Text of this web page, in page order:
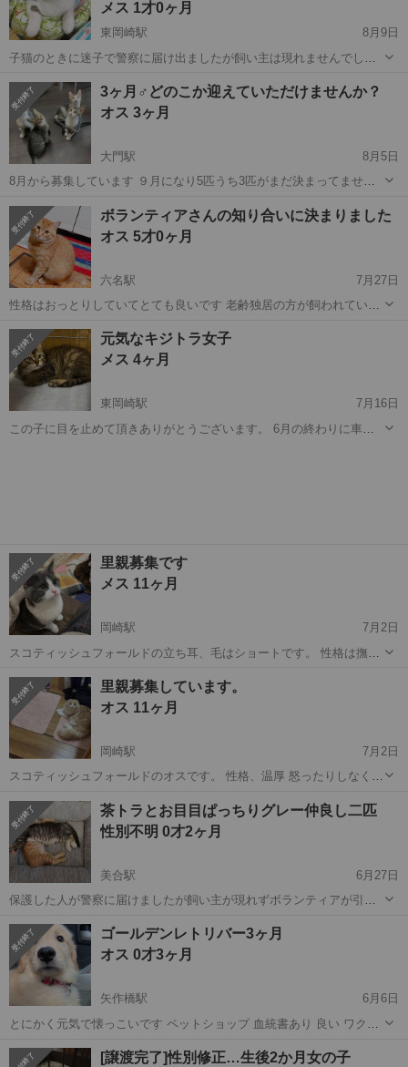
メス 1才0ヶ月
東岡崎駅
8月9日
子猫のときに迷子で警察に届け出ましたが飼い主は現れませんでした
でないのでお留守番もできます 駆虫済 フロントライン済 ワクチン済
避妊手術済み 3...
愛知 岡崎市 東岡崎駅 猫 ワクチン
3ヶ月♂どのこか迎えていただけませんか？
オス 3ヶ月
大門駅
8月5日
8月から募集しています ９月になり5匹うち3匹がまだ決まってません
迷子で保護 警察に届けましたが飼い主は見つかりませんでした 駆虫済
フロントライ...
愛知 岡崎市 ワクチン
ボランティアさんの知り合いに決まりました
オス 5才0ヶ月
六名駅
7月27日
性格はおっとりしていてとても良いです 老齢独居の方が飼われていま
1頭飼いだったためボランティア宅は沢山の猫がいてストレスになるあ
といけないので引き取れずに...
愛知 岡崎市 六名駅 きなこ
元気なキジトラ女子
メス 4ヶ月
東岡崎駅
7月16日
この子に目を止めて頂きありがとうございます。 6月の終わりに車の
里親募集です
メス 11ヶ月
岡崎駅
7月2日
スコティッシュフォールドの立ち耳、毛はショートです。 性格は撫で
み、エイズなし、健康です。 兄弟猫のスコティッシュフォールドの折
れ耳ロング毛も居ますので良かっ...
愛知 岡崎市 岡崎駅 スコティッシュフォールド
里親募集しています。
オス 11ヶ月
岡崎駅
7月2日
スコティッシュフォールドのオスです。 性格、温厚 怒ったりしなく、
ン済み エイズなしです。 兄弟猫のメス猫、立ち耳ショートのスコティ
ッシュフォールドもい...
愛知 岡崎市 猫 スコティッシュフォールド
茶トラとお目目ぱっちりグレー仲良し二匹
性別不明 0才2ヶ月
美合駅
6月27日
保護した人が警察に届けましたが飼い主が現れずボランティアが引き
ドもしっかり食べています 2匹で遊びながら育つと良い子になるので2
匹で飼育してくださるかた...
愛知 岡崎市 美合駅 猫 仲良し
ゴールデンレトリバー3ヶ月
オス 0才3ヶ月
矢作橋駅
6月6日
とにかく元気で懐っこいです ペットショップ 血統書あり 良い ワクチ
愛知 岡崎市 矢作橋駅 猫 ゴールデンレトリバー
[譲渡完了]性別修正…生後2か月女の子